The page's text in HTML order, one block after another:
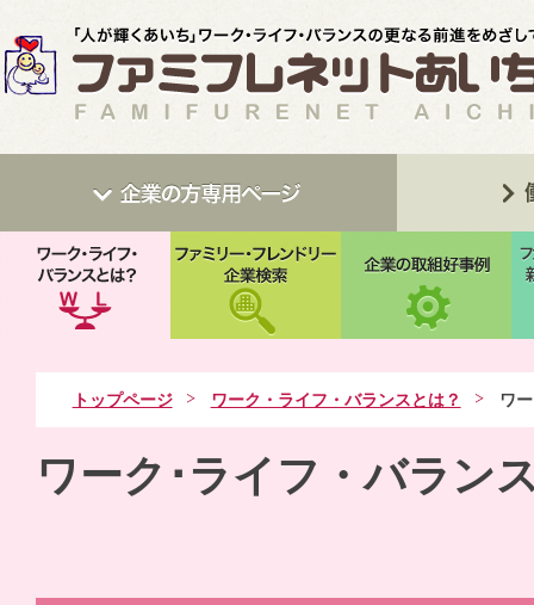
トップページ ワーク・ライフ・バランスとは？ ワ
ワーク･ライフ・バラン